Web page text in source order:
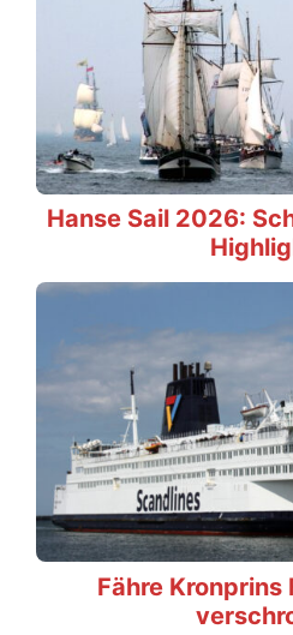
Hanse Sail 2026:
Fähre Kronprins